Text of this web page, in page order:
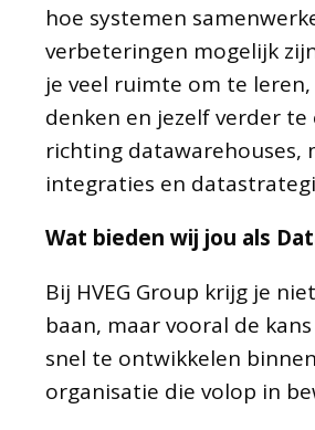
hoe systemen
verbeteringen mogelijk
je veel ruimte om te
denken en jezelf verder
richting datawarehouses,
integraties en
Wat bieden wij jou als
Bij HVEG Group krijg je
baan, maar vooral de
snel te ontwikkelen
organisatie die volop in